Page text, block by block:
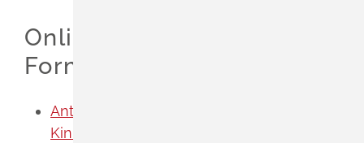
Onlineantrag und
Formulare
Antrag auf Festsetzung von
Kindesunterhalt - vereinfachtes